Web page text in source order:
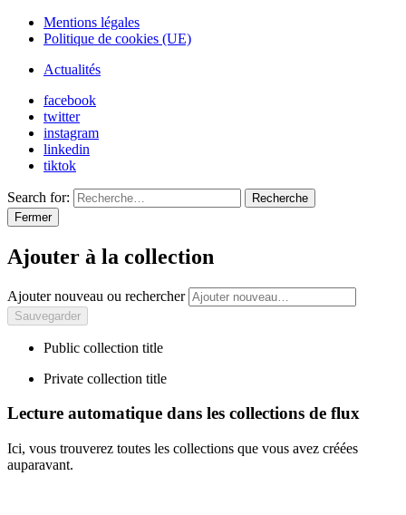
Mentions légales
Politique de cookies (UE)
Actualités
facebook
twitter
instagram
linkedin
tiktok
Search for:
Recherche
Fermer
Ajouter à la collection
Ajouter nouveau ou rechercher
Public collection title
Private collection title
Lecture automatique dans les collections de flux
Ici, vous trouverez toutes les collections que vous avez créées
auparavant.